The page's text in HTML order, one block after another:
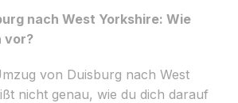
nach West Yorkshire: Wie
vor?
von Duisburg nach West
nicht genau, wie du dich darauf